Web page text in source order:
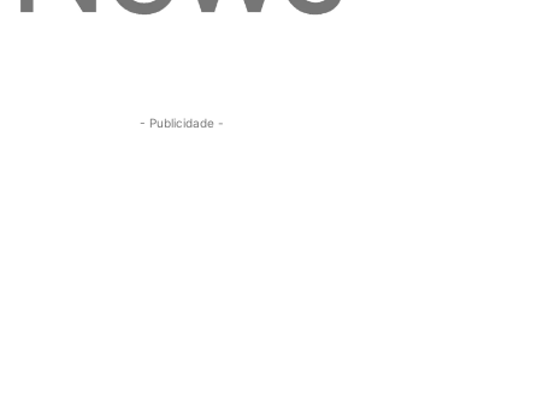
- Publicidade -